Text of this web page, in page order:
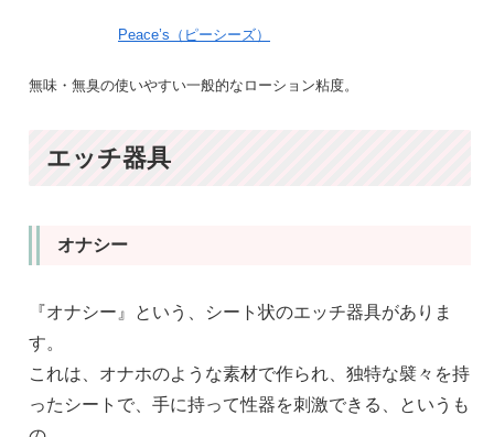
Peace’s（ピーシーズ）
無味・無臭の使いやすい一般的なローション粘度。
エッチ器具
オナシー
『オナシー』という、シート状のエッチ器具がありま
す。
これは、オナホのような素材で作られ、独特な襞々を持
ったシートで、手に持って性器を刺激できる、というも